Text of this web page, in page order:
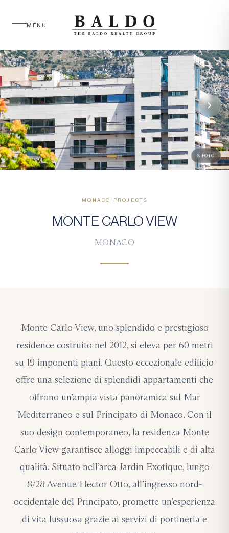
MENU
3 FOTO
MONACO PROJECTS
MONTE CARLO VIEW
MONACO
Monte Carlo View, uno splendido e prestigioso
residence costruito nel 2012, si eleva per 60 metri
su 19 imponenti piani. Questo eccezionale edificio
offre una selezione di splendidi appartamenti che
offrono un’ampia vista panoramica sul Mar
Mediterraneo e sul Principato di Monaco. Con il
suo design contemporaneo, la residenza Monte
Carlo View garantisce alloggi impeccabili e di alta
qualità. Situato nell’area Jardin Exotique, lungo
8/28 Avenue Hector Otto, all’ingresso nord-
occidentale del Principato, promette un’esperienza
di vita lussuosa grazie ai servizi di portineria e